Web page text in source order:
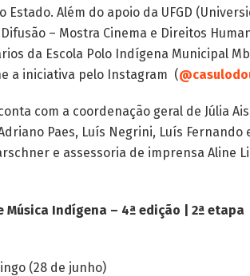
Estado. Além do apoio da UFGD
– Mostra Cinema e Direitos
da Escola Polo Indígena Municipal
a iniciativa pelo Instagram (
com a coordenação geral de Júlia
Paes, Luís Negrini, Luís Fernando
e assessoria de imprensa Aline
Música Indígena – 4ª edição | 2ª etapa
(28 de junho)